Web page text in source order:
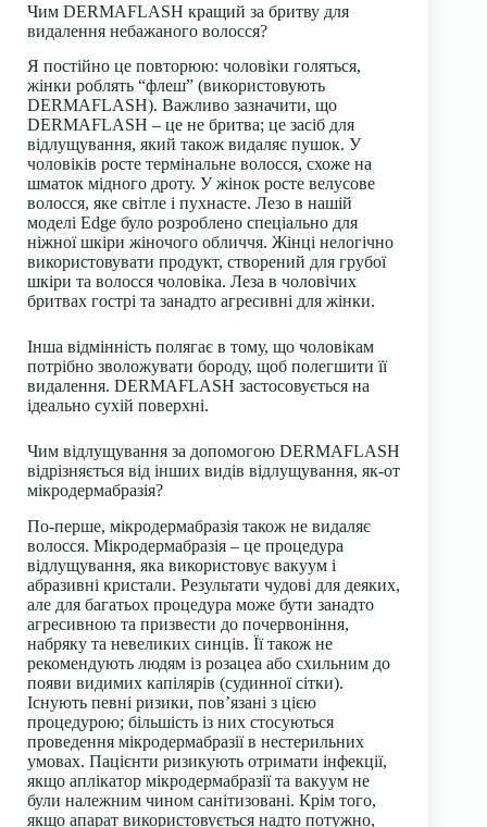
Чим DERMAFLASH кращий за бритву для
видалення небажаного волосся?
Я постійно це повторюю: чоловіки голяться,
жінки роблять “флеш” (використовують
DERMAFLASH). Важливо зазначити, що
DERMAFLASH – це не бритва; це засіб для
відлущування, який також видаляє пушок. У
чоловіків росте термінальне волосся, схоже на
шматок мідного дроту. У жінок росте велусове
волосся, яке світле і пухнасте. Лезо в нашій
моделі Edge було розроблено спеціально для
ніжної шкіри жіночого обличчя. Жінці нелогічно
використовувати продукт, створений для грубої
шкіри та волосся чоловіка. Леза в чоловічих
бритвах гострі та занадто агресивні для жінки.
Інша відмінність полягає в тому, що чоловікам
потрібно зволожувати бороду, щоб полегшити її
видалення. DERMAFLASH застосовується на
ідеально сухій поверхні.
Чим відлущування за допомогою DERMAFLASH
відрізняється від інших видів відлущування, як-от
мікродермабразія?
По-перше, мікродермабразія також не видаляє
волосся. Мікродермабразія – це процедура
відлущування, яка використовує вакуум і
абразивні кристали. Результати чудові для деяких,
але для багатьох процедура може бути занадто
агресивною та призвести до почервоніння,
набряку та невеликих синців. Її також не
рекомендують людям із розацеа або схильним до
появи видимих капілярів (судинної сітки).
Існують певні ризики, пов’язані з цією
процедурою; більшість із них стосуються
проведення мікродермабразії в нестерильних
умовах. Пацієнти ризикують отримати інфекції,
якщо аплікатор мікродермабразії та вакуум не
були належним чином санітизовані. Крім того,
якщо апарат використовується надто потужно,